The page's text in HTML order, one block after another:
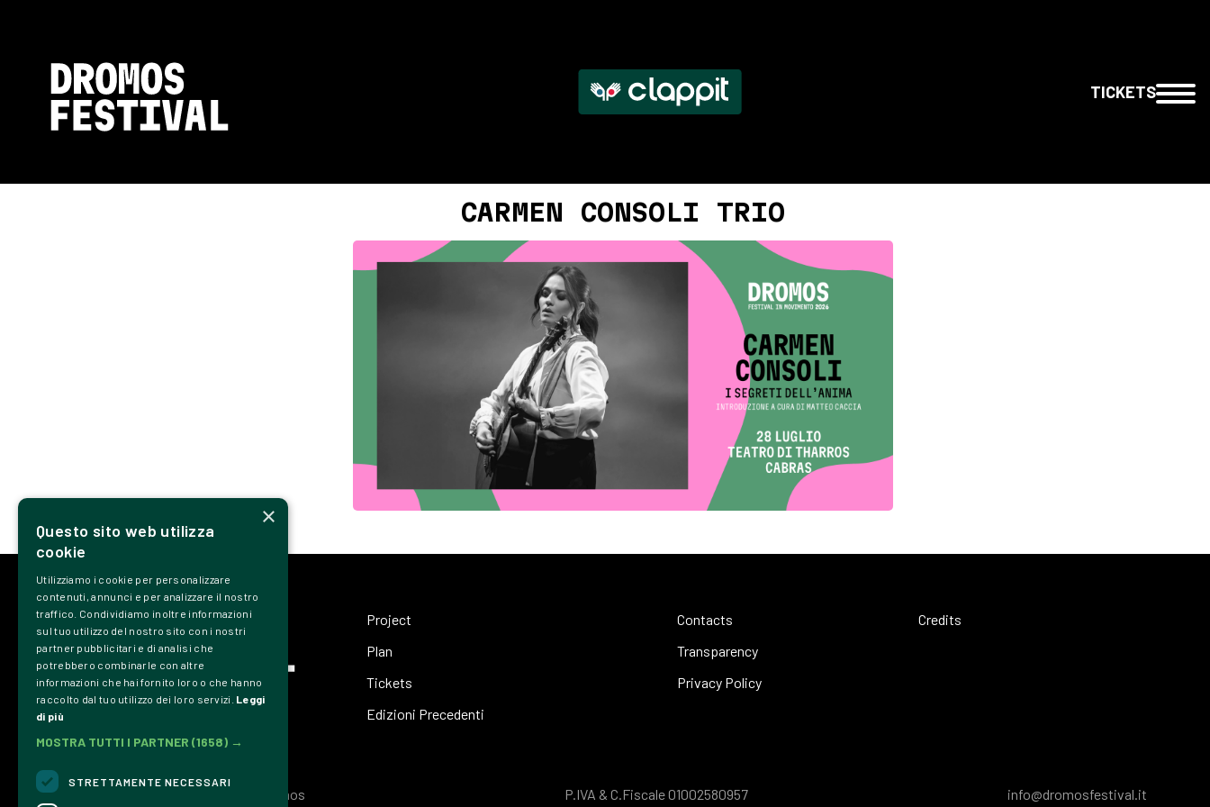
TICKETS
CARMEN CONSOLI TRIO
Project
Plan
Tickets
Edizioni Precedenti
Contacts
Transparency
Privacy Policy
Credits
Associazione Culturale Dromos P.IVA & C.Fiscale 01002580957 info@dromosfestival.it
×
Questo sito web utilizza
cookie
Utilizziamo i cookie per personalizzare
contenuti, annunci e per analizzare il nostro
traffico. Condividiamo inoltre informazioni
sul tuo utilizzo del nostro sito con i nostri
partner pubblicitari e di analisi che
potrebbero combinarle con altre
informazioni che hai fornito loro o che hanno
raccolto dal tuo utilizzo dei loro servizi. Leggi
di più
MOSTRA TUTTI I PARTNER (1658) →
STRETTAMENTE NECESSARI